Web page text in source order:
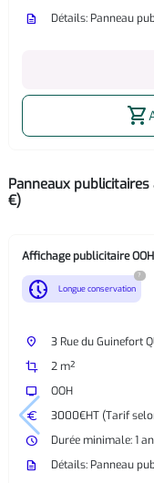
description
Détails: Panneau
shopping_cart
Panneaux
€)
Affichage publicitaire
nest_clock_farsight_analog Longue conservation
?
place
3 Rue du Guinefort
crop
2 m²
tv
OOH
euro
3000€HT (Tarif
watch_later
Durée minimale: 1 an
description
Détails: Panneau